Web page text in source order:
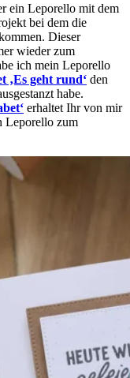
ein Leporello mit dem
bei dem die
Dieser
wieder zum
ich mein Leporello
‚Es geht rund‘ den
habe.
erhaltet Ihr von mir
Leporello zum